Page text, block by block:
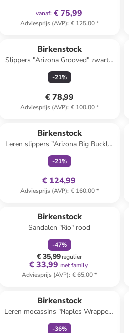
vanaf: € 75,99
Adviesprijs (AVP): € 125,00*
Birkenstock
Slippers "Arizona Grooved" zwart -
wijdte S
-21%
€ 78,99
Adviesprijs (AVP): € 100,00*
Birkenstock
Leren slippers "Arizona Big Buckle"
beige
-21%
€ 124,99
Adviesprijs (AVP): € 160,00*
Birkenstock
Sandalen "Rio" rood
-47%
€ 35,99regulier
€ 33,99 met family
Adviesprijs (AVP): € 65,00*
Birkenstock
Leren mocassins "Naples Wrapped"
lichtroze
-36%